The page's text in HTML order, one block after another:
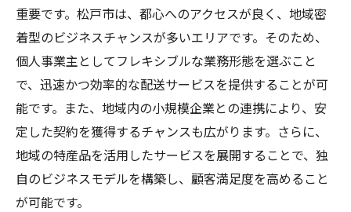
効率的な業務運営のノウハウ
顧客満足度を高めるサービスとは
リピーターを増やすための戦略
業界トレンドを先取りする方法
持続的成長を可能にする経営術
個人と企業の軽貨物契約で知っておくべきポイ
ント
契約形態別のメリット比較
重要です。松戸市は、都心へのアクセスが良く、地域密
着型のビジネスチャンスが多いエリアです。そのため、
個人事業主としてフレキシブルな業務形態を選ぶこと
で、迅速かつ効率的な配送サービスを提供することが可
能です。また、地域内の小規模企業との連携により、安
定した契約を獲得するチャンスも広がります。さらに、
地域の特産品を活用したサービスを展開することで、独
自のビジネスモデルを構築し、顧客満足度を高めること
が可能です。